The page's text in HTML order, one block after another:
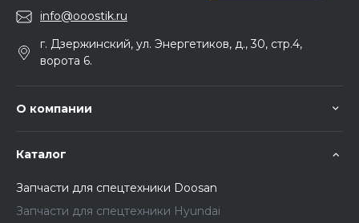
info@ooostik.ru
г. Дзержинский, ул. Энергетиков, д., 30, стр.4,
ворота 6.
О компании
Каталог
Запчасти для спецтехники Doosan
Запчасти для спецтехники Hyundai